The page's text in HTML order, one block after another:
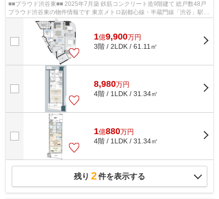
■■プラウド渋谷東■■ 2025年7月築 鉄筋コンクリート造9階建て 総戸数48戸
プラウド渋谷東の物件情報です 東京メトロ副都心線・半蔵門線「渋谷」駅徒
歩9分 東京メトロ日比谷線「恵比...
1億9,900万円
3階 / 2LDK / 61.11㎡
8,980万円
4階 / 1LDK / 31.34㎡
1億880万円
4階 / 1LDK / 31.34㎡
残り 2件を表示する